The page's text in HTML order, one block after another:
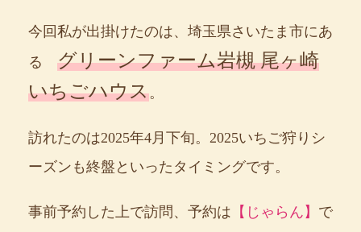
今回私が出掛けたのは、埼玉県さいたま市にあ
る グリーンファーム岩槻 尾ヶ崎
いちごハウス。
訪れたのは2025年4月下旬。2025いちご狩りシ
ーズンも終盤といったタイミングです。
事前予約した上で訪問、予約は 【じゃらん】 で